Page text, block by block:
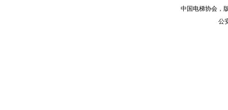
中国电梯协会，
公